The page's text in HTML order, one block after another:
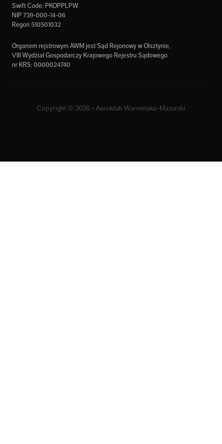
Swift Code: PKOPPLPW
NIP 739-000-14-06
Regon 510501032
Organem rejstrowym AWM jest Sąd Rejonowy w Olsztynie,
VIII Wydział Gospodarczy Krajowego Rejestru Sądowego
nr KRS: 0000024740
Copyright © 2026 • Aeroklub Warmińsko-Mazurski